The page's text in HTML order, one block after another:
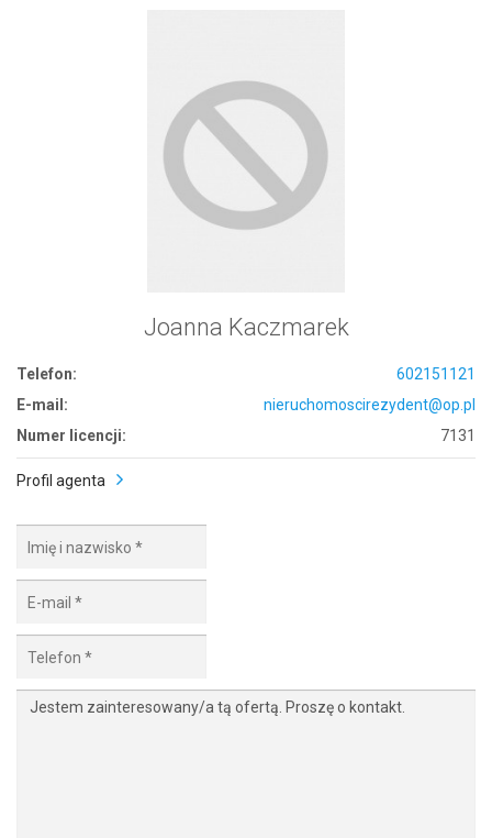
Joanna Kaczmarek
Telefon:
602151121
E-mail:
nieruchomoscirezydent@op.pl
Numer licencji:
7131
Profil agenta